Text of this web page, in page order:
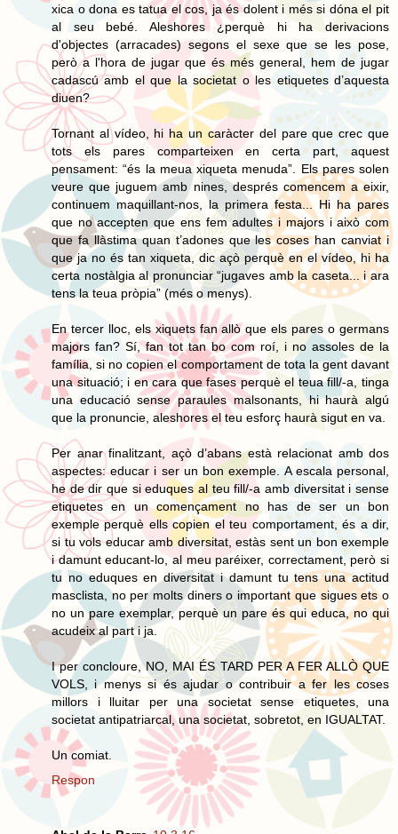
xica o dona es tatua el cos, ja és dolent i més si dóna el pit
al seu bebé. Aleshores ¿perquè hi ha derivacions
d'objectes (arracades) segons el sexe que se les pose,
però a l'hora de jugar que és més general, hem de jugar
cadascú amb el que la societat o les etiquetes d’aquesta
diuen?
Tornant al vídeo, hi ha un caràcter del pare que crec que
tots els pares comparteixen en certa part, aquest
pensament: “és la meua xiqueta menuda”. Els pares solen
veure que juguem amb nines, després comencem a eixir,
continuem maquillant-nos, la primera festa... Hi ha pares
que no accepten que ens fem adultes i majors i això com
que fa llàstima quan t’adones que les coses han canviat i
que ja no és tan xiqueta, dic açò perquè en el vídeo, hi ha
certa nostàlgia al pronunciar “jugaves amb la caseta... i ara
tens la teua pròpia” (més o menys).
En tercer lloc, els xiquets fan allò que els pares o germans
majors fan? Sí, fan tot tan bo com roí, i no assoles de la
família, si no copien el comportament de tota la gent davant
una situació; i en cara que fases perquè el teua fill/-a, tinga
una educació sense paraules malsonants, hi haurà algú
que la pronuncie, aleshores el teu esforç haurà sigut en va.
Per anar finalitzant, açò d’abans està relacionat amb dos
aspectes: educar i ser un bon exemple. A escala personal,
he de dir que si eduques al teu fill/-a amb diversitat i sense
etiquetes en un començament no has de ser un bon
exemple perquè ells copien el teu comportament, és a dir,
si tu vols educar amb diversitat, estàs sent un bon exemple
i damunt educant-lo, al meu paréixer, correctament, però si
tu no eduques en diversitat i damunt tu tens una actitud
masclista, no per molts diners o important que sigues ets o
no un pare exemplar, perquè un pare és qui educa, no qui
acudeix al part i ja.
I per concloure, NO, MAI ÉS TARD PER A FER ALLÒ QUE
VOLS, i menys si és ajudar o contribuir a fer les coses
millors i lluitar per una societat sense etiquetes, una
societat antipatriarcal, una societat, sobretot, en IGUALTAT.
Un comiat.
Respon